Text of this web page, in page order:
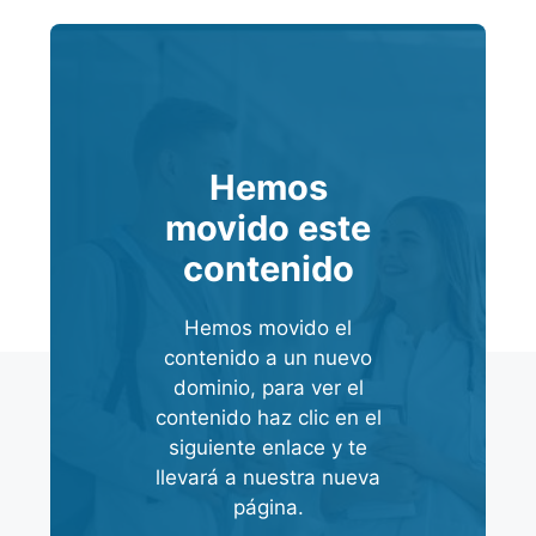
Hemos
movido este
contenido
Hemos movido el
contenido a un nuevo
dominio, para ver el
contenido haz clic en el
siguiente enlace y te
llevará a nuestra nueva
página.